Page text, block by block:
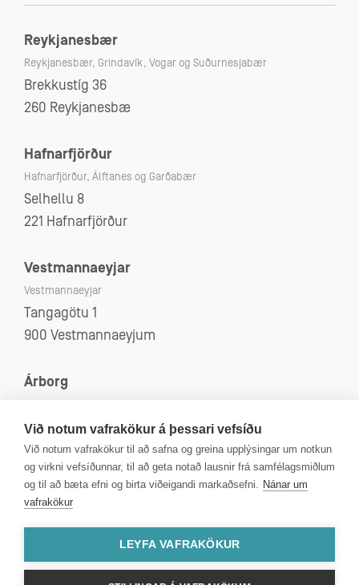
Reykjanesbær
Reykjanesbær, Grindavík, Vogar og Suðurnesjabær
Brekkustíg 36
260 Reykjanesbæ
Hafnarfjörður
Hafnarfjörður, Álftanes og Garðabær
Selhellu 8
221 Hafnarfjörður
Vestmannaeyjar
Vestmannaeyjar
Tangagötu 1
900 Vestmannaeyjum
Árborg
Eyravegi 53
800 Selfoss
Við notum vafrakökur á þessari vefsíðu
Við notum vafrakökur til að safna og greina upplýsingar um notkun
og virkni vefsíðunnar, til að geta notað lausnir frá samfélagsmiðlum
og til að bæta efni og birta viðeigandi markaðsefni. Nánar um
vafrakökur
LEYFA VAFRAKÖKUR